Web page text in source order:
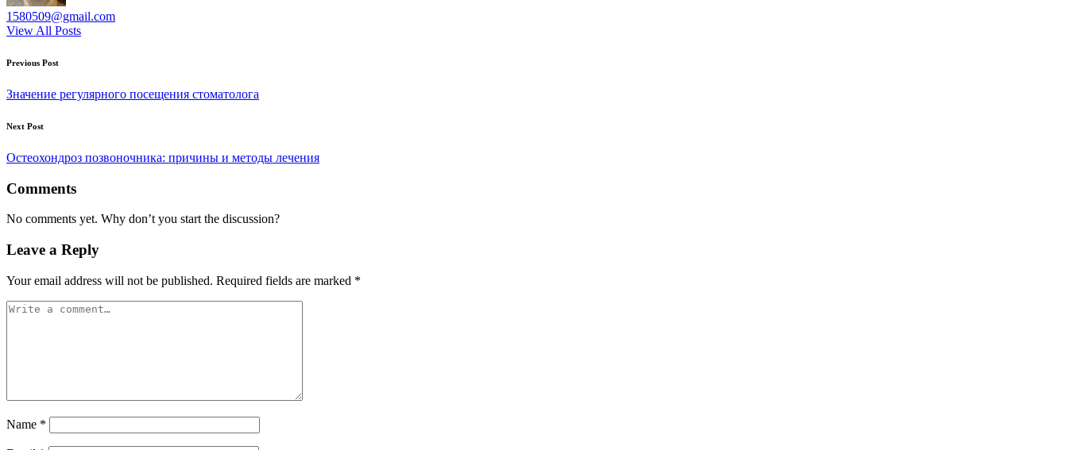
1580509@gmail.com
View All Posts
Post
navigation
Previous Post
Значение регулярного посещения стоматолога
Next Post
Остеохондроз позвоночника: причины и методы лечения
Comments
No comments yet. Why don’t you start the discussion?
Leave a Reply
Your email address will not be published. Required fields are marked *
Name *